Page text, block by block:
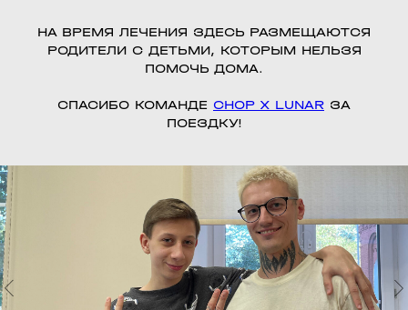
НА ВРЕМЯ ЛЕЧЕНИЯ ЗДЕСЬ РАЗМЕЩАЮТСЯ
РОДИТЕЛИ С ДЕТЬМИ, КОТОРЫМ НЕЛЬЗЯ
ПОМОЧЬ ДОМА.
СПАСИБО КОМАНДЕ СНОР X LUNAR ЗА
ПОЕЗДКУ!
АКЦИИ
ЖУРНАЛ
ПОЛЬЗОВАТЕЛЬСКОЕ СОГЛАШЕНИЕ И ПОЛИТИКА
КОНФИДЕНЦИАЛЬНОСТИ
ПОЛИТИКА ОБРАБОТКИ ПЕРСОНАЛЬНЫХ
ДАННЫХ